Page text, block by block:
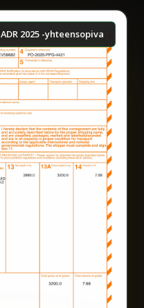
ADR 2025 -yhteensopiva